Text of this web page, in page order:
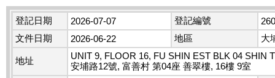
登記日期 2026-07-07 登記編號
文件日期
2026-06-22 地區 大
地址
UNIT 9, FLOOR 16, FU SHIN EST BLK 04 SHIN
安埔路12號, 富善村 第04座 善翠樓, 16樓 9室